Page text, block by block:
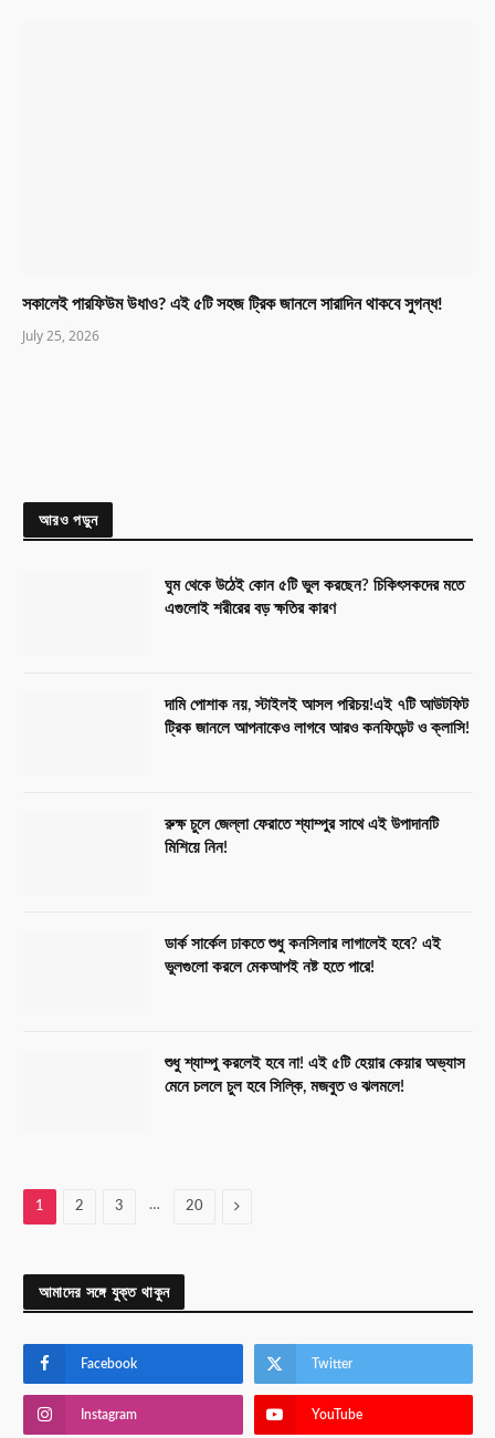
সকালেই পারফিউম উধাও? এই ৫টি সহজ ট্রিক জানলে সারাদিন থাকবে সুগন্ধ!
July 25, 2026
আরও পড়ুন
ঘুম থেকে উঠেই কোন ৫টি ভুল করছেন? চিকিৎসকদের মতে
এগুলোই শরীরের বড় ক্ষতির কারণ
দামি পোশাক নয়, স্টাইলই আসল পরিচয়!এই ৭টি আউটফিট
ট্রিক জানলে আপনাকেও লাগবে আরও কনফিডেন্ট ও ক্লাসি!
রুক্ষ চুলে জেল্লা ফেরাতে শ্যাম্পুর সাথে এই উপাদানটি
মিশিয়ে নিন!
ডার্ক সার্কেল ঢাকতে শুধু কনসিলার লাগালেই হবে? এই
ভুলগুলো করলে মেকআপই নষ্ট হতে পারে!
শুধু শ্যাম্পু করলেই হবে না! এই ৫টি হেয়ার কেয়ার অভ্যাস
মেনে চললে চুল হবে সিল্কি, মজবুত ও ঝলমলে!
1 2 3 … 20 Next
আমাদের সঙ্গে যুক্ত থাকুন
Facebook Twitter
Instagram YouTube